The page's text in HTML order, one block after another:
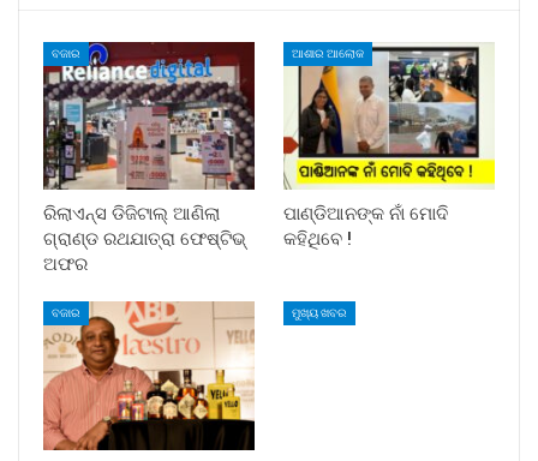
ବଜାର
ରିଲାଏନ୍ସ ଡିଜିଟାଲ୍ ଆଣିଲା
ଗ୍ରାଣ୍ଡ ରଥଯାତ୍ରା ଫେଷ୍ଟିଭ୍
ଅଫର
ଆଶାର ଆଲୋକ
ପାଣ୍ଡିଆନଙ୍କ ନାଁ ମୋଦି
କହିଥିବେ !
ବଜାର ମୁଖ୍ୟ ଖବର